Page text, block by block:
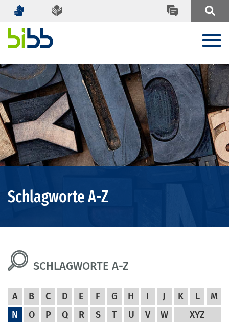
Schlagworte A-Z
SCHLAGWORTE A-Z
A B C D E F G H I J K L
M
N
O P Q R S T U V W XYZ